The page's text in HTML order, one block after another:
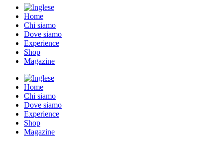
Home
Chi siamo
Dove siamo
Experience
Shop
Magazine
Home
Chi siamo
Dove siamo
Experience
Shop
Magazine